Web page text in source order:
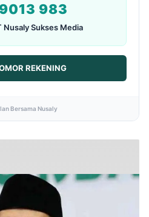
983
Nusaly Sukses Media
REKENING
Bersama Nusaly